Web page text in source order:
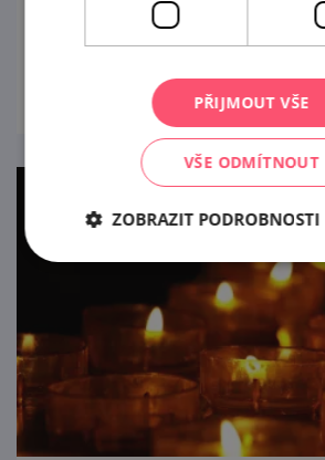
alespoň jednoho
PŘIJMOUT VŠE
VŠE ODMÍTNOUT
ZOBRAZIT PODROBNOSTI